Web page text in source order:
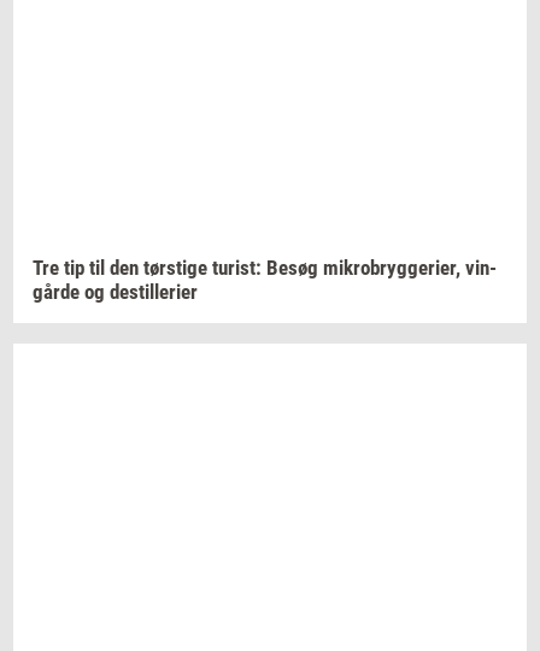
Tre tip til den tørsti­ge turist: Besøg mi­kro­bryg­ge­ri­er, vin­
går­de og destil­le­ri­er